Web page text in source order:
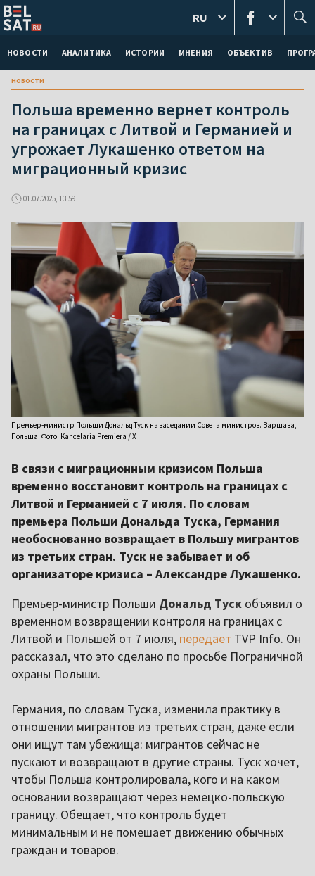
НОВОСТИ АНАЛИТИКА ИСТОРИИ МНЕНИЯ ОБЪЕКТИВ
RU
новости
Польша временно вернет контроль
на границах с Литвой и Германией и
угрожает Лукашенко ответом на
миграционный кризис
01.07.2025, 13:59
Премьер-министр Польши Дональд Туск на заседании Совета министров. Варшава,
Польша. Фото: Kancelaria Premiera / X
В связи с миграционным кризисом Польша
временно восстановит контроль на границах с
Литвой и Германией с 7 июля. По словам
премьера Польши Дональда Туска, Германия
необоснованно возвращает в Польшу мигрантов
из третьих стран. Туск не забывает и об
организаторе кризиса – Александре Лукашенко.
Премьер-министр Польши Дональд Туск объявил о
временном возвращении контроля на границах с
Литвой и Польшей от 7 июля, передает TVP Info. Он
рассказал, что это сделано по просьбе Пограничной
охраны Польши.
Германия, по словам Туска, изменила практику в
отношении мигрантов из третьих стран, даже если
они ищут там убежища: мигрантов сейчас не
пускают и возвращают в другие страны. Туск хочет,
чтобы Польша контролировала, кого и на каком
основании возвращают через немецко-польскую
границу. Обещает, что контроль будет
минимальным и не помешает движению обычных
граждан и товаров.